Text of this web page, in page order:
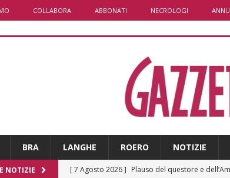
COLLABORA ABBONATI NECROLOGI
BRA LANGHE ROERO NOTIZIE
NOTIZIE [ 7 Agosto 2026 ] Plauso del questore e